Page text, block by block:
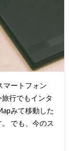
マートフォン
行でもインタ
みて移動した
でも、今のス